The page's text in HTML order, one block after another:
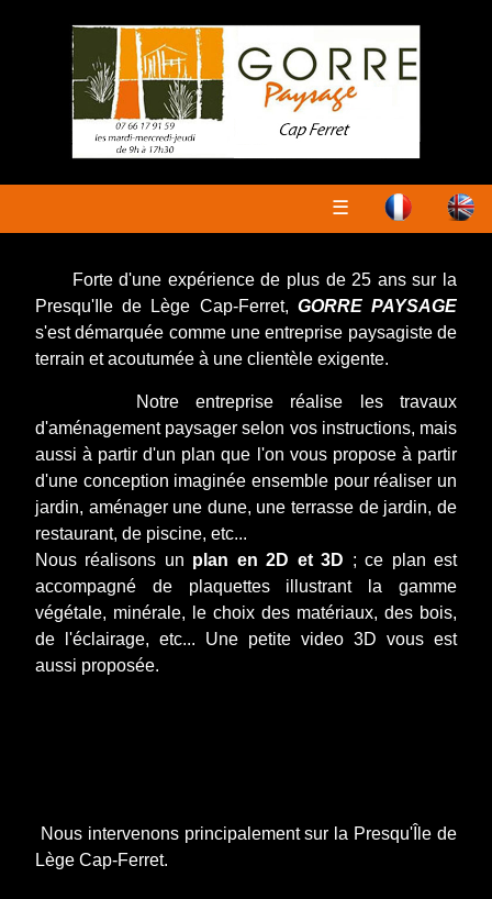
☰
Forte d'une expérience de plus de 25 ans sur la
Presqu'Ile de Lège Cap-Ferret, GORRE PAYSAGE
s'est démarquée comme une entreprise paysagiste de
terrain et acoutumée à une clientèle exigente.
Notre entreprise réalise les travaux
d'aménagement paysager selon vos instructions, mais
aussi à partir d'un plan que l'on vous propose à partir
d'une conception imaginée ensemble pour réaliser un
jardin, aménager une dune, une terrasse de jardin, de
restaurant, de piscine, etc...
Nous réalisons un plan en 2D et 3D ; ce plan est
accompagné de plaquettes illustrant la gamme
végétale, minérale, le choix des matériaux, des bois,
de l'éclairage, etc... Une petite video 3D vous est
aussi proposée.
Nous intervenons principalement sur la Presqu'Île de
Lège Cap-Ferret.